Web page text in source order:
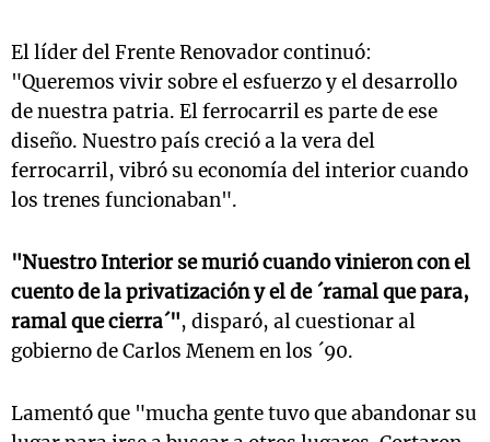
El líder del Frente Renovador continuó:
"Queremos vivir sobre el esfuerzo y el desarrollo
de nuestra patria. El ferrocarril es parte de ese
diseño. Nuestro país creció a la vera del
ferrocarril, vibró su economía del interior cuando
los trenes funcionaban".
"Nuestro Interior se murió cuando vinieron con el
cuento de la privatización y el de ´ramal que para,
ramal que cierra´", disparó, al cuestionar al
gobierno de Carlos Menem en los ´90.
Lamentó que "mucha gente tuvo que abandonar su